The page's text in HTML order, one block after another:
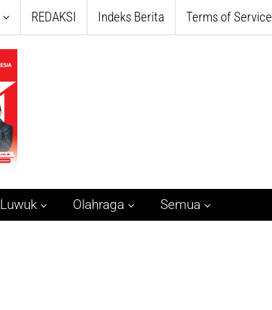
REDAKSI Indeks Berita Terms of Service
Luwuk Olahraga Semua